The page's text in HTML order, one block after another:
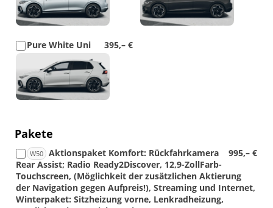
Pakete
W50 995,– €
Aktionspaket Komfort: Rückfahrkamera
Rear Assist; Radio Ready2Discover, 12,9-ZollFarb-
Touchscreen, (Möglichkeit der zusätzlichen Aktierung
der Navigation gegen Aufpreis!), Streaming und Internet,
Winterpaket: Sitzheizung vorne, Lenkradheizung,
395,– €
Pure White Uni